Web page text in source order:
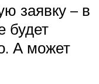
заявку – в
будет
А может